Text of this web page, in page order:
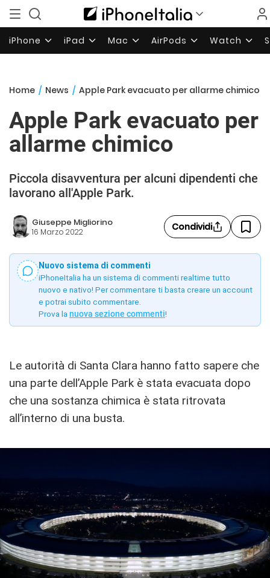
iPhone iPad Mac AirPods Watch
Home / News / Apple Park evacuato per allarme chimico
Apple Park evacuato per
allarme chimico
Piccola disavventura per alcuni dipendenti che
lavorano all'Apple Park.
Giuseppe Migliorino
16 Marzo 2022 Condividi
Nuovo sistema di commenti
iPhoneItalia ha un sistema di commenti realtime tutto
nuovo e nativo! Per commentare ti basta creare un account
e potrai subito commentare.
Prova la nuova sezione commenti!
Le autorità di Santa Clara hanno fatto sapere che
una parte dell’Apple Park è stata evacuata dopo
che una sostanza chimica è stata ritrovata
all’interno di una busta.